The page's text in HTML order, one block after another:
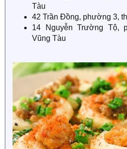
Tàu
42 Trần Đồng, phường 3,
14 Nguyễn Trường Tộ,
Vũng Tàu